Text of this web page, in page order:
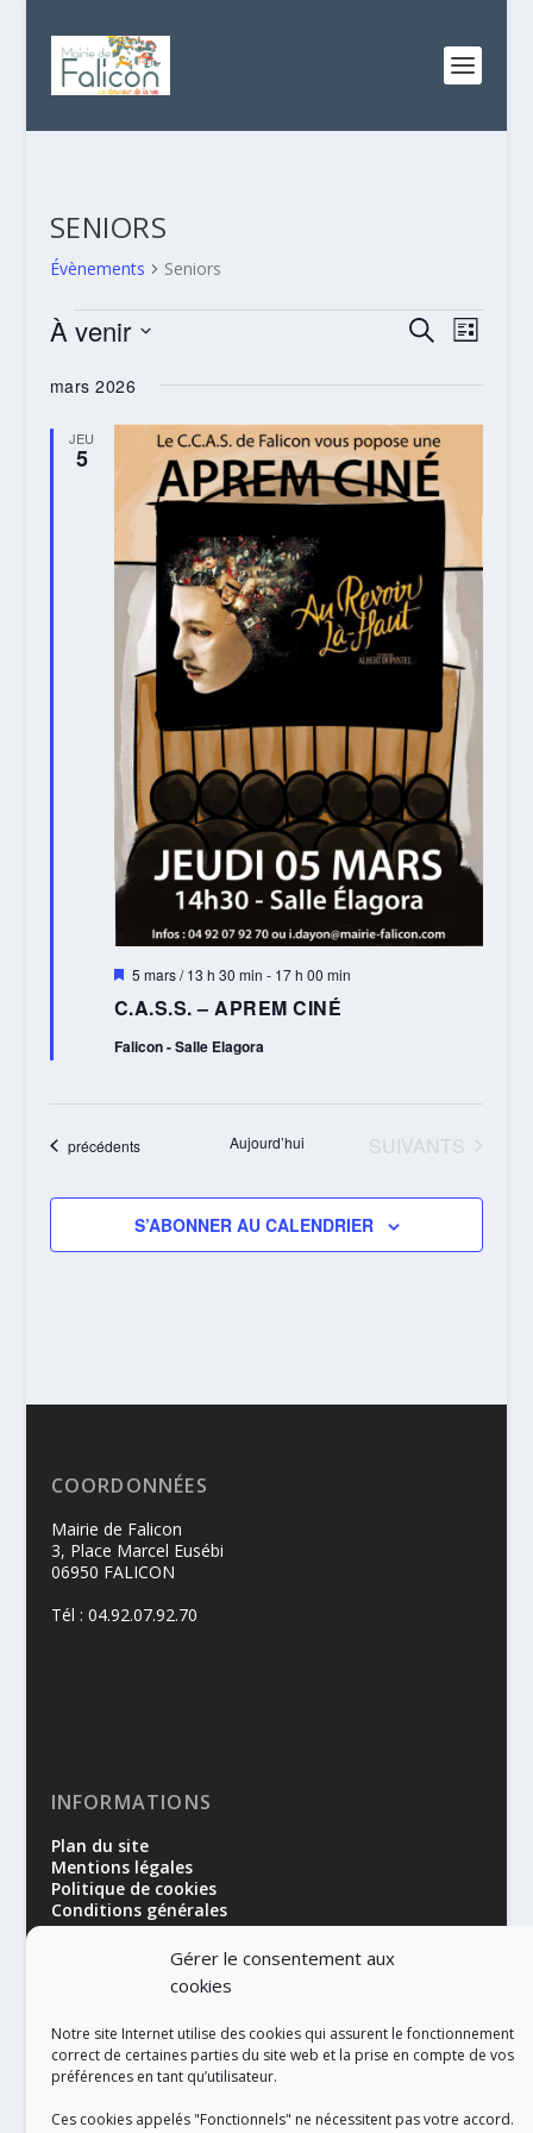
Gérer le consentement aux
cookies
Notre site Internet utilise des cookies qui assurent le fonctionnement
correct de certaines parties du site web et la prise en compte de vos
préférences en tant qu’utilisateur.
Ces cookies appelés "Fonctionnels" ne nécessitent pas votre accord.
SENIORS
Évènements Seniors
ÉVÈNEMENTS
DE
VUES
RECHERCHE
VUES
LISTE
À venir
une
mars 2026
JEU
5
C.A.S.S. – APREM CINÉ
Mis
avant
5 mars / 13 h 30 min - 17 h 00 min
Falicon - Salle Elagora
Évènements
précédents Aujourd’hui ÉVÈNEMENTS
SUIVANTS
S’ABONNER AU CALENDRIER
COORDONNÉES
Mairie de Falicon
3, Place Marcel Eusébi
06950 FALICON
Tél : 04.92.07.92.70
INFORMATIONS
Plan du site
Mentions légales
Politique de cookies
Conditions générales